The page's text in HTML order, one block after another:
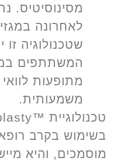
מסינוסיטיס.
שטכנולוגיה
המשתתפים
מתופעות
משמעותית.
בשימוש בקרב
מוסמכים, והיא